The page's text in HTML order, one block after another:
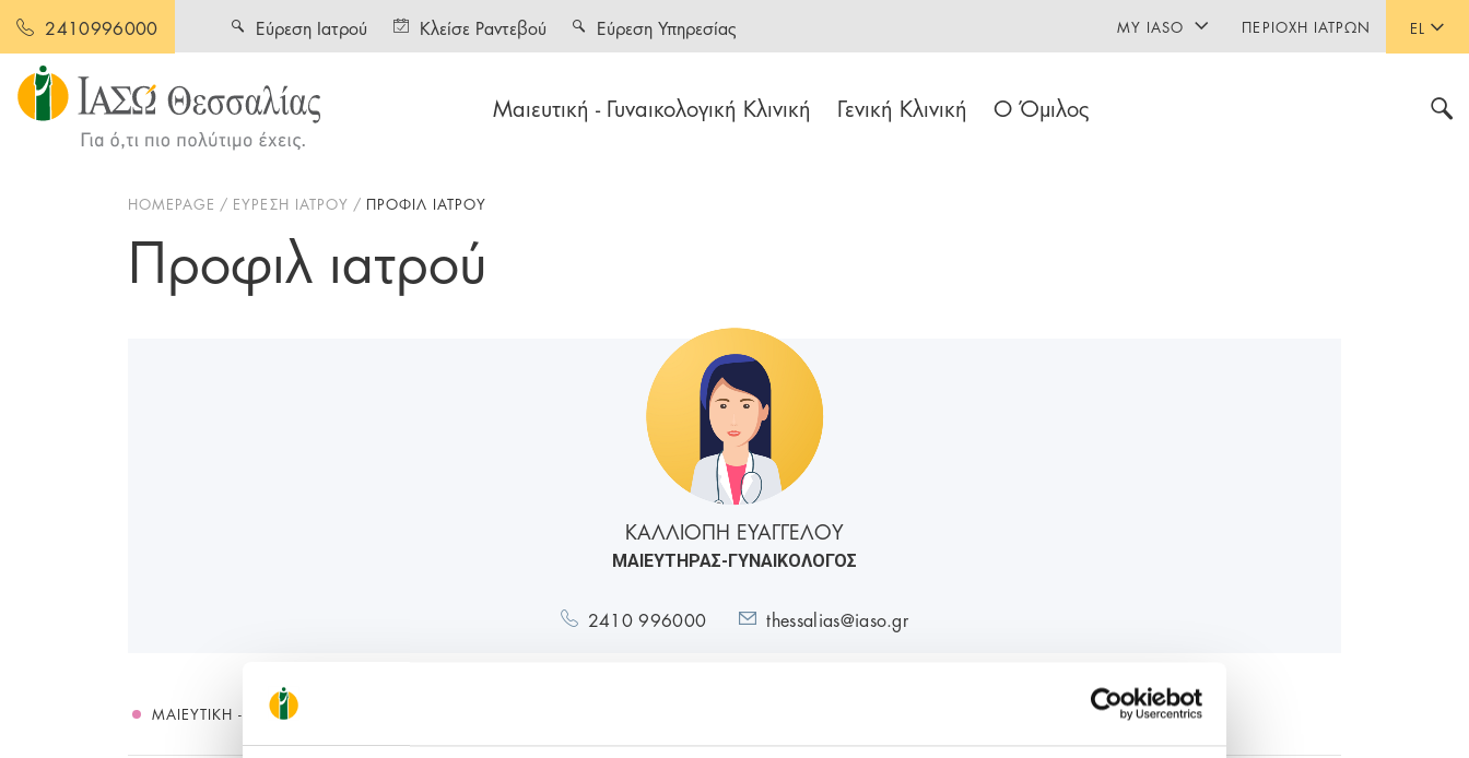
2410996000 EL
Μαιευτική - Γυναικολογική Κλινική Γενική Κλινική Ο Όμιλος
Εύρεση Ιατρού Κλείσε Ραντεβού Εύρεση Υπηρεσίας MY IASO ΠΕΡΙΟΧΉ ΙΑΤΡΏΝ
HOMEPAGE ΕΥΡΕΣΗ ΙΑΤΡΟΥ ΠΡΟΦΙΛ ΙΑΤΡΟΥ
Προφιλ ιατρού
ΚΑΛΛΙΟΠΗ ΕΥΑΓΓΕΛΟΥ
ΜΑΙΕΥΤΗΡΑΣ-ΓΥΝΑΙΚΟΛΟΓΟΣ
2410 996000 thessalias@iaso.gr
ΜΑΙΕΥΤΙΚΉ - ΓΥΝΑΙΚΟΛΟΓΙΚΉ